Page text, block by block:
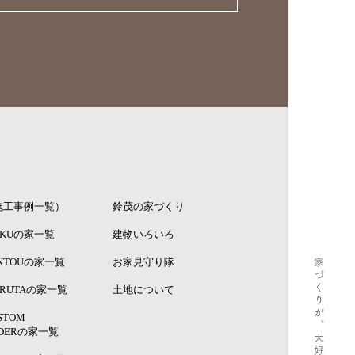
事例一覧）
の家一覧
の家一覧
の家一覧
の家一覧
鈴茂の家づくり
建物いろいろ
お家見守り隊
土地について